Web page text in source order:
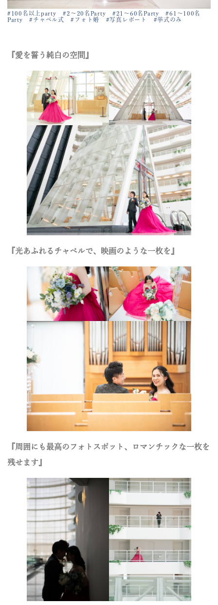
#100名以上party #2～20名Party #21～60名Party
#61～100名
Party
#チャペル式 #フォト婚 #写真レポート #挙式のみ
『愛を誓う純白の空間』
『光あふれるチャペルで、映画のような一枚を』
『周囲にも最高のフォトスポット、ロマンチックな一枚を
残せます』